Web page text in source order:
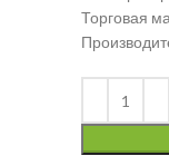
Торговая